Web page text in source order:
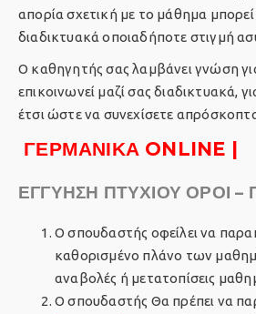
απορία σχετική με το μάθημα
διαδικτυακά οποιαδήποτε στιγμή
Ο καθηγητής σας λαμβάνει γνώση
επικοινωνεί μαζί σας διαδικτυακά,
έτσι ώστε να συνεχίσετε
ΓΕΡΜΑΝΙΚΑ ONLINE |
ΕΓΓΥΗΣΗ ΠΤΥΧΙΟΥ ΟΡΟΙ –
Ο σπουδαστής οφείλει να
καθορισμένο πλάνο των
αναβολές ή μετατοπίσεις
Ο σπουδαστής Θα πρέπει να